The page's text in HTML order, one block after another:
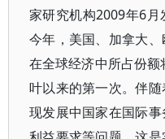
家研究机构2009年6月
今年，美国、加拿大
在全球经济中所占份
叶以来的第一次。伴
现发展中国家在国际